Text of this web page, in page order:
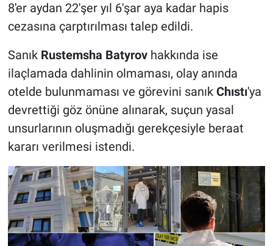
8'er aydan 22'şer yıl 6'şar aya kadar hapis
cezasına çarptırılması talep edildi.
SanıkRustemsha Batyrovhakkında ise
ilaçlamada dahlinin olmaması, olay anında
otelde bulunmaması ve görevini sanık Chıstı'ya
devrettiği göz önüne alınarak, suçun yasal
unsurlarının oluşmadığı gerekçesiyle beraat
kararı verilmesi istendi.